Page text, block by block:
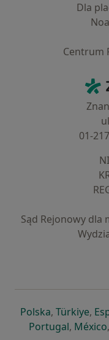
Dla
Centrum
01-
Sąd Rejonowy dla
Polskaotwiera się
, Türkiye,
Portugalotwiera
, México,